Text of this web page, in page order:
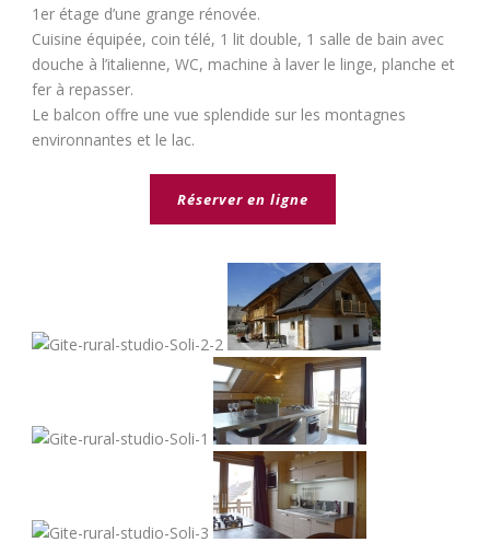
1er étage d’une grange rénovée.
Cuisine équipée, coin télé, 1 lit double, 1 salle de bain avec
douche à l’italienne, WC, machine à laver le linge, planche et
fer à repasser.
Le balcon offre une vue splendide sur les montagnes
environnantes et le lac.
Réserver en ligne